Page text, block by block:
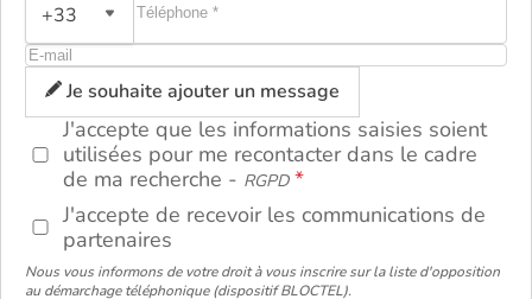
+33
Je souhaite ajouter un message
J'accepte que les informations saisies soient
utilisées pour me recontacter dans le cadre
de ma recherche - RGPD
J'accepte de recevoir les communications de
partenaires
Nous vous informons de votre droit à vous inscrire sur la liste d'opposition
au démarchage téléphonique (dispositif BLOCTEL).
ou